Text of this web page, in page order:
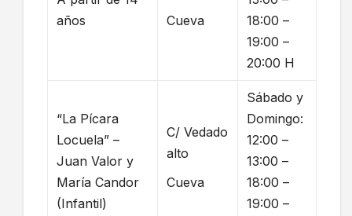
años
Cueva
18:00 –
19:00 –
20:00 H
“La Pícara
Locuela” –
Juan Valor y
María Candor
(Infantil)
C/ Vedado
alto
Cueva
Sábado y
Domingo:
12:00 –
13:00 –
18:00 –
19:00 –